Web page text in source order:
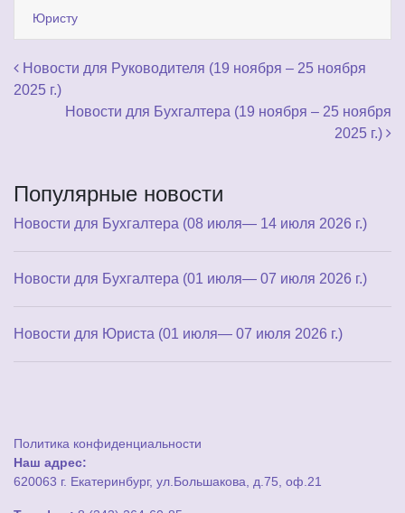
Юристу
Навигация по записям
Новости для Руководителя (19 ноября – 25 ноября
2025 г.)
Новости для Бухгалтера (19 ноября – 25 ноября
2025 г.)
Популярные новости
Новости для Бухгалтера (08 июля— 14 июля 2026 г.)
Новости для Бухгалтера (01 июля— 07 июля 2026 г.)
Новости для Юриста (01 июля— 07 июля 2026 г.)
Политика конфиденциальности
Наш адрес:
620063 г. Екатеринбург, ул.Большакова, д.75, оф.21